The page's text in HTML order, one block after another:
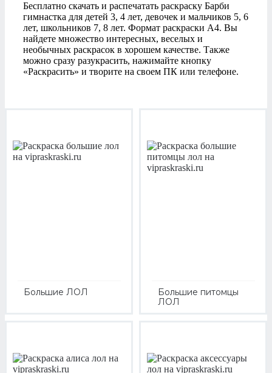
Бесплатно скачать и распечатать раскраску Барби
гимнастка для детей 3, 4 лет, девочек и мальчиков 5, 6
лет, школьников 7, 8 лет. Формат раскраски А4. Вы
найдете множество интересных, веселых и
необычных раскрасок в хорошем качестве. Также
можно сразу разукрасить, нажимайте кнопку
«Раскрасить» и творите на своем ПК или телефоне.
Большие ЛОЛ
Большие питомцы
ЛОЛ